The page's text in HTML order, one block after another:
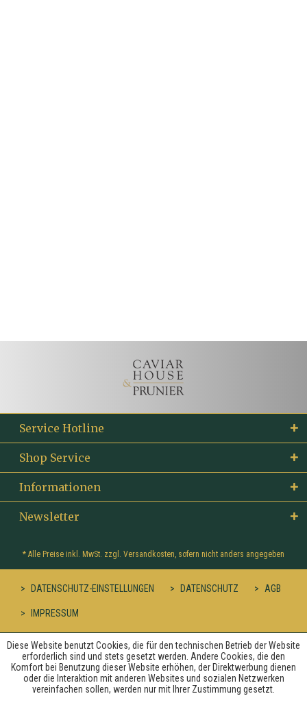
Service Hotline
Shop Service
Informationen
Newsletter
* Alle Preise inkl. MwSt. zzgl. Versandkosten, sofern nicht anders angegeben
DATENSCHUTZ-EINSTELLUNGEN DATENSCHUTZ AGB
IMPRESSUM
Diese Website benutzt Cookies, die für den technischen Betrieb der Website
erforderlich sind und stets gesetzt werden. Andere Cookies, die den
Komfort bei Benutzung dieser Website erhöhen, der Direktwerbung dienen
oder die Interaktion mit anderen Websites und sozialen Netzwerken
vereinfachen sollen, werden nur mit Ihrer Zustimmung gesetzt.